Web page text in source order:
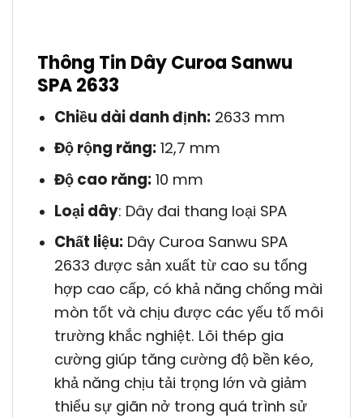
Thông Tin Dây Curoa Sanwu
SPA 2633
Chiều dài danh định:2633 mm
Độ rộng răng:12,7 mm
Độ cao răng:10 mm
Loại dây: Dây đai thang loại SPA
Chất liệu:Dây Curoa Sanwu SPA
2633 được sản xuất từ cao su tổng
hợp cao cấp, có khả năng chống mài
mòn tốt và chịu được các yếu tố môi
trường khắc nghiệt. Lõi thép gia
cường giúp tăng cường độ bền kéo,
khả năng chịu tải trọng lớn và giảm
thiểu sự giãn nở trong quá trình sử